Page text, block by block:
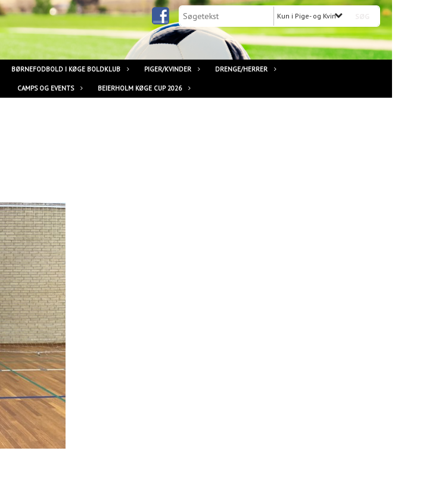
Kun i Pige- og Kvindeafdeling
BØRNEFODBOLD I KØGE BOLDKLUB PIGER/KVINDER DRENGE/HERRER
CAMPS OG EVENTS BEIERHOLM KØGE CUP 2026